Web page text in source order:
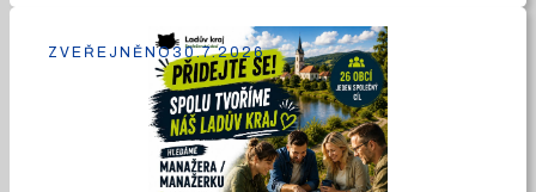
ZVEŘEJNĚNO30.7.2026